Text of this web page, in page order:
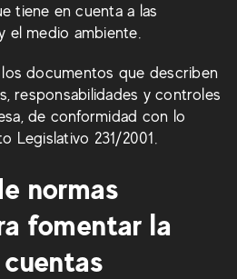
tiene en cuenta a las
el medio ambiente.
documentos que describen
responsabilidades y controles
de conformidad con lo
Legislativo 231/2001.
normas
fomentar la